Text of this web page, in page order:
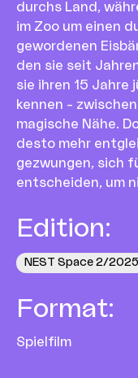
durchs Land,
im Zoo um einen
gewordenen
den sie seit
sie ihren 15 Jahre
kennen –
magische Nähe.
desto mehr
gezwungen, sich
entscheiden, um
Edition:
NEST Space 2/2025
Format:
Spielfilm